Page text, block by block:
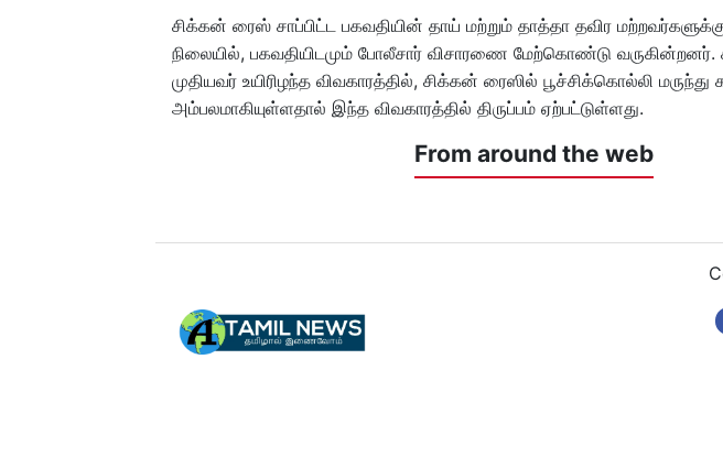
சிக்கன் ரைஸ் சாப்பிட்ட பகவதியின் தாய் மற்றும் தாத்தா தவிர மற்றவர்களுக்கு
நிலையில், பகவதியிடமும் போலீசார் விசாரணை மேற்கொண்டு வருகின்றனர்.
முதியவர் உயிரிழந்த விவகாரத்தில், சிக்கன் ரைஸில் பூச்சிக்கொல்லி மருந்து
அம்பலமாகியுள்ளதால் இந்த விவகாரத்தில் திருப்பம் ஏற்பட்டுள்ளது.
From around the web